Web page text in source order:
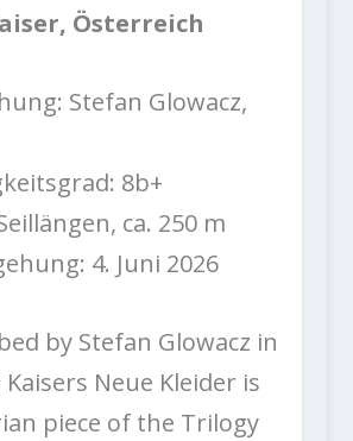
Österreich
Stefan Glowacz,
8b+
ca. 250 m
4. Juni 2026
by Stefan Glowacz in
Kaisers Neue Kleider is
piece of the Trilogy